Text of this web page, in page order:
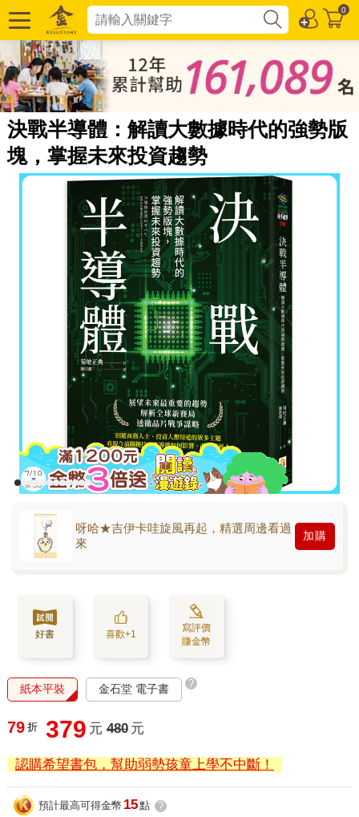
0
決戰半導體：解讀大數據時代的強勢版
塊，掌握未來投資趨勢
呀哈★吉伊卡哇旋風再起，精選周邊看過
來
加購
好書 喜歡+1
寫評價
賺金幣
紙本平裝 金石堂 電子書 ?
79 折 379 元 480 元
認購希望書包，幫助弱勢孩童上學不中斷！
預計最高可得金幣 15點 ?